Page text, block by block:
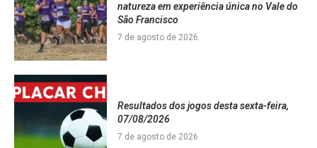
natureza em experiência única no Vale do
São Francisco
7 de agosto de 2026
Resultados dos jogos desta sexta-feira,
07/08/2026
7 de agosto de 2026